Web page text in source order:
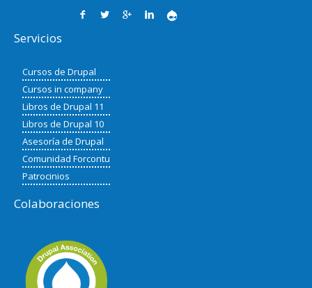
Servicios
Cursos de Drupal
Cursos in company
Libros de Drupal 11
Libros de Drupal 10
Asesoría de Drupal
Comunidad Forcontu
Patrocinios
Colaboraciones